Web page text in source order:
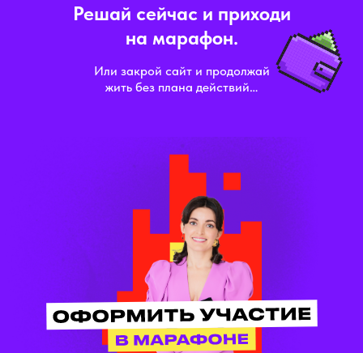
Или закрой сайт и продолжай
жить без плана действий…
Решай сейчас и приходи
на марафон.